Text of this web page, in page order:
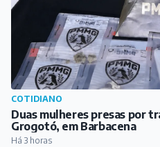
COTIDIANO
Duas mulheres presas por
Grogotó, em Barbacena
Há 3 horas